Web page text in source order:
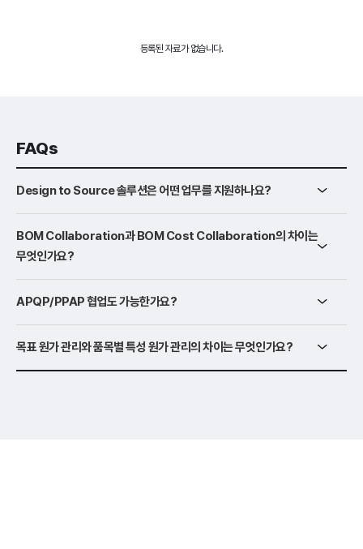
등록된 자료가 없습니다.
FAQs
Design to Source 솔루션은 어떤 업무를 지원하나요?
BOM Collaboration과 BOM Cost Collaboration의 차이는
무엇인가요?
APQP/PPAP 협업도 가능한가요?
목표 원가 관리와 품목별 특성 원가 관리의 차이는 무엇인가요?